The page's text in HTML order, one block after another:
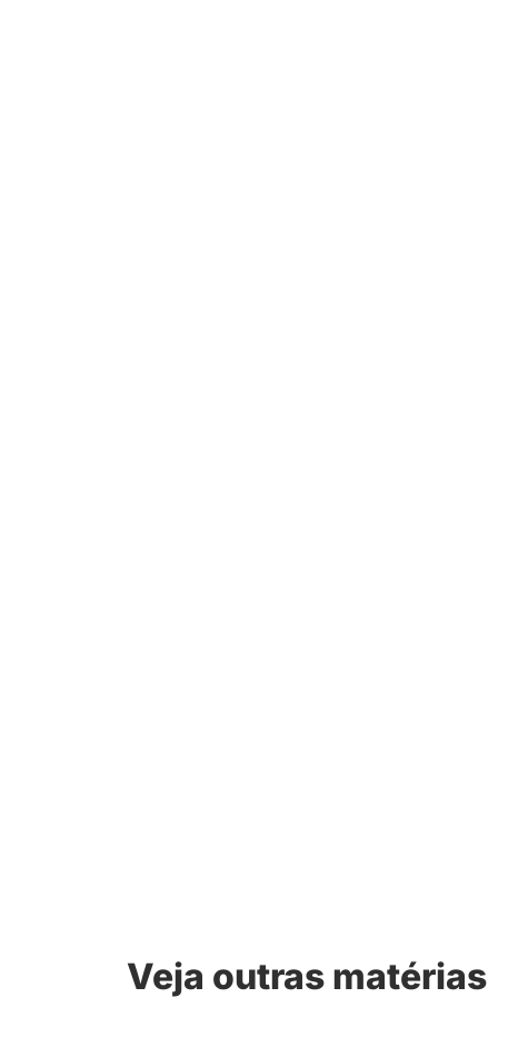
Veja outras matérias